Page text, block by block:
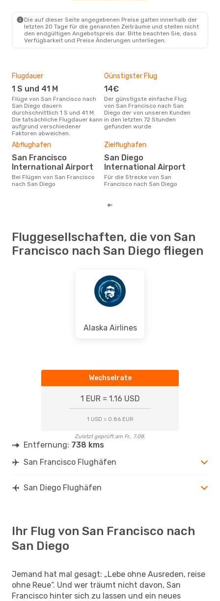
Die auf dieser Seite angegebenen Preise galten innerhalb der
letzten 20 Tage für die genannten Zeiträume und stellen nicht
den endgültigen Angebotspreis dar. Bitte beachten Sie, dass
Verfügbarkeit und Preise Änderungen unterliegen.
Flugdauer
1 S und 41 M
Flüge von San Francisco nach
San Diego dauern
durchschnittlich 1 S und 41 M.
Die tatsächliche Flugdauer kann
aufgrund verschiedener
Faktoren abweichen.
Günstigster Flug
14€
Der günstigste einfache Flug
von San Francisco nach San
Diego der von unseren Kunden
in den letzten 72 Stunden
gefunden wurde
Abflughafen
San Francisco
International Airport
Bei Flügen von San Francisco
nach San Diego
Zielflughafen
San Diego
International Airport
Für die Strecke von San
Francisco nach San Diego
Fluggesellschaften, die von San
Francisco nach San Diego fliegen
Alaska Airlines
Wechselrate
1 EUR = 1.16 USD
1 USD = 0.86 EUR
Zuletzt geprüft am Fr., 7.08.
Entfernung: 738 kms
San Francisco Flughäfen
San Diego Flughäfen
Ihr Flug von San Francisco nach
San Diego
Jemand hat mal gesagt: „Lebe ohne Ausreden, reise
ohne Reue“. Und wer träumt nicht davon, San
Francisco hinter sich zu lassen und ein neues